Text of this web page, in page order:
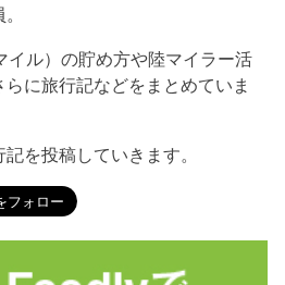
イル）の貯め方や陸マイラー活
に旅行記などをまとめていま
を投稿していきます。